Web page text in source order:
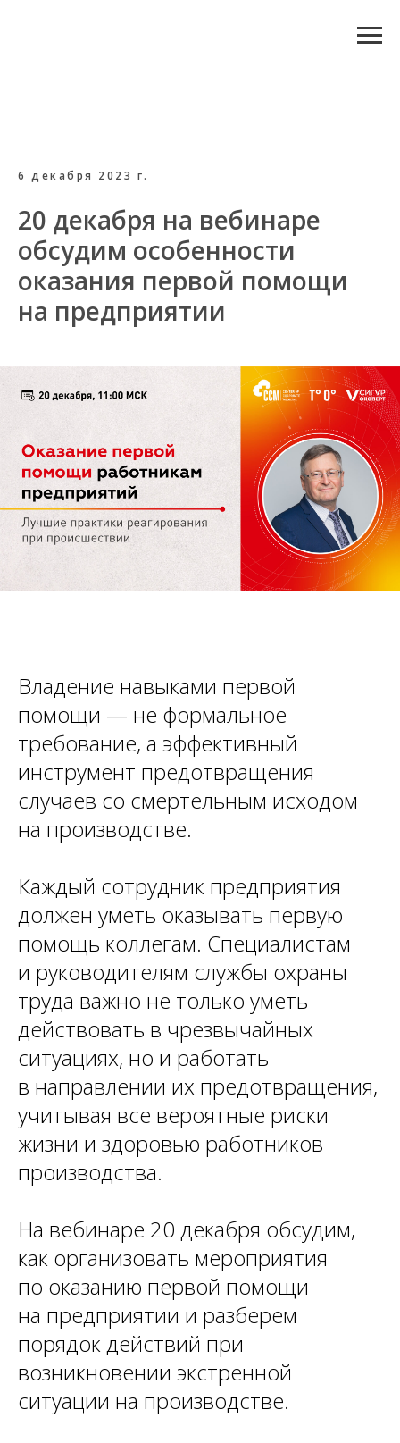
6 декабря 2023 г.
20 декабря на вебинаре
обсудим особенности
оказания первой помощи
на предприятии
Владение навыками первой
помощи — не формальное
требование, а эффективный
инструмент предотвращения
случаев со смертельным исходом
на производстве.
Каждый сотрудник предприятия
должен уметь оказывать первую
помощь коллегам. Специалистам
и руководителям службы охраны
труда важно не только уметь
действовать в чрезвычайных
ситуациях, но и работать
в направлении их предотвращения,
учитывая все вероятные риски
жизни и здоровью работников
производства.
На вебинаре 20 декабря обсудим,
как организовать мероприятия
по оказанию первой помощи
на предприятии и разберем
порядок действий при
возникновении экстренной
ситуации на производстве.